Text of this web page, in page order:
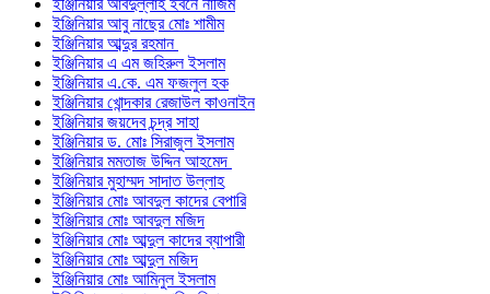
ইঞ্জিনিয়ার আবদুল্লাহ ইবনে নাজিম
ইঞ্জিনিয়ার আবু নাছের মোঃ শামীম
ইঞ্জিনিয়ার আব্দুর রহমান
ইঞ্জিনিয়ার এ এম জহিরুল ইসলাম
ইঞ্জিনিয়ার এ.কে. এম ফজলুল হক
ইঞ্জিনিয়ার খোন্দকার রেজাউল কাওনাইন
ইঞ্জিনিয়ার জয়দেব চন্দ্র সাহা
ইঞ্জিনিয়ার ড. মোঃ সিরাজুল ইসলাম
ইঞ্জিনিয়ার মমতাজ উদ্দিন আহমেদ
ইঞ্জিনিয়ার মুহাম্মদ সাদাত উল্লাহ
ইঞ্জিনিয়ার মোঃ আবদুল কাদের বেপারি
ইঞ্জিনিয়ার মোঃ আবদুল মজিদ
ইঞ্জিনিয়ার মোঃ আব্দুল কাদের ব্যাপারী
ইঞ্জিনিয়ার মোঃ আব্দুল মজিদ
ইঞ্জিনিয়ার মোঃ আমিনুল ইসলাম